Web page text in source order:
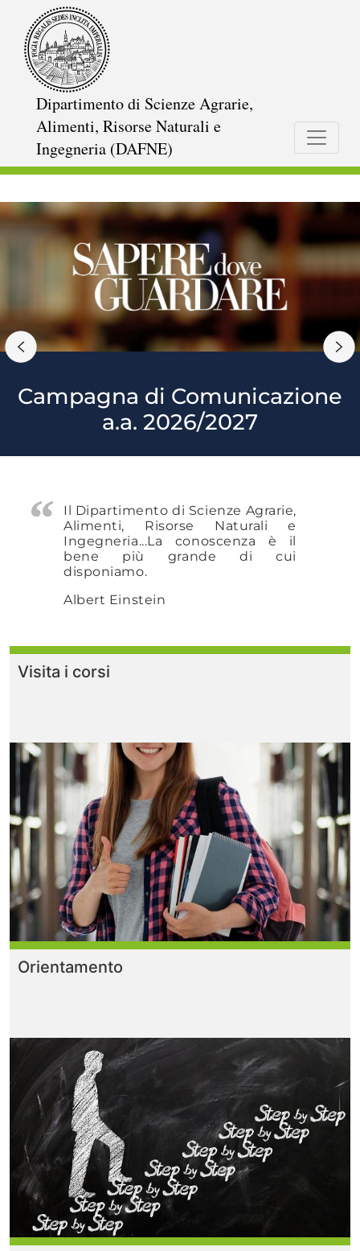
Dipartimento di Scienze Agrarie,
Alimenti, Risorse Naturali e
Ingegneria (DAFNE)
Campagna di Comunicazione
a.a. 2026/2027
Il Dipartimento di Scienze Agrarie,
Alimenti, Risorse Naturali e
Ingegneria...La conoscenza è il
bene più grande di cui
disponiamo.
Albert Einstein
Visita i corsi
Orientamento